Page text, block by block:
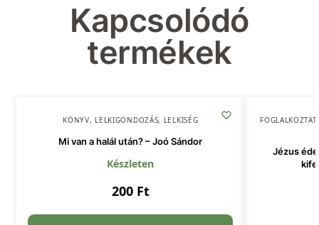
Kapcsolódó
termékek
KÖNYV, LELKIGONDOZÁS, LELKISÉG
Mi van a halál után? – Joó Sándor
Készleten
200 Ft
Jézus